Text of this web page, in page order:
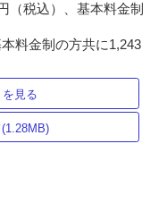
（税込）、基本料金制
料金制の方共に1,243
見る